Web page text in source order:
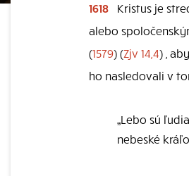
1618 Kristus je
alebo
(1579) (Zjv 14,4) ,
ho nasledovali v
„Lebo sú
nebeské